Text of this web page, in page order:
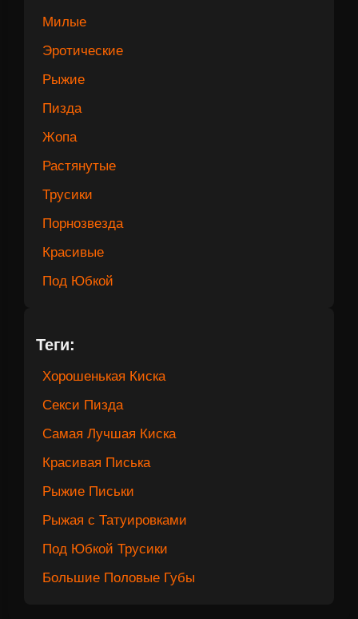
Милые
Эротические
Рыжие
Пизда
Жопа
Растянутые
Трусики
Порнозвезда
Красивые
Под Юбкой
Теги:
Хорошенькая Киска
Секси Пизда
Самая Лучшая Киска
Красивая Писька
Рыжие Письки
Рыжая с Татуировками
Под Юбкой Трусики
Большие Половые Губы